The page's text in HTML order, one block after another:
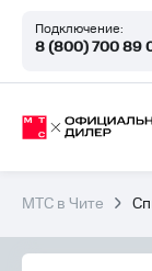
Подключение:
8 (800) 700 89
МТС в Чите